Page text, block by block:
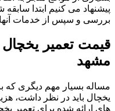
پیشنهاد می کنیم ابتدا
بررسی و سپس از خدمات آنها
قیمت تعمیر
مشهد
مساله بسیار مهم دیگری که
یخچال باید در نظر داشت،
های ارائه شده برای تعمیر